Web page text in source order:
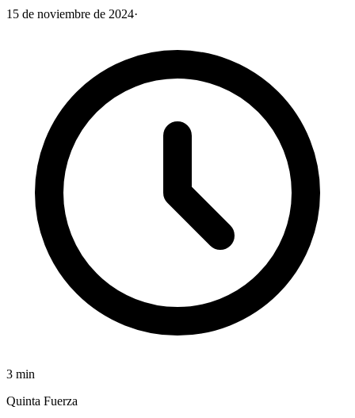
15 de noviembre de 2024·
3 min
Quinta Fuerza